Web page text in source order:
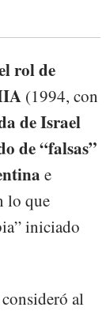
rol de
(1994, con
de Israel
de “falsas”
e
lo que
iniciado
al